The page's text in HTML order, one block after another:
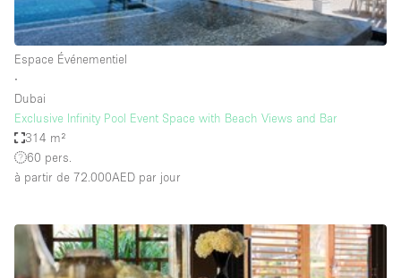
Entrepôt / Espace Stockage / Box
Espace Atypique / Unique
Espace Événementiel
Galerie d'art
Lobby / Accueil
Maison / Villa / Hôtel Particulier
Espace Événementiel
∙
Dubai
Exclusive Infinity Pool Event Space with Beach Views and Bar
314 m²
60 pers.
à partir de 72.000AED par jour